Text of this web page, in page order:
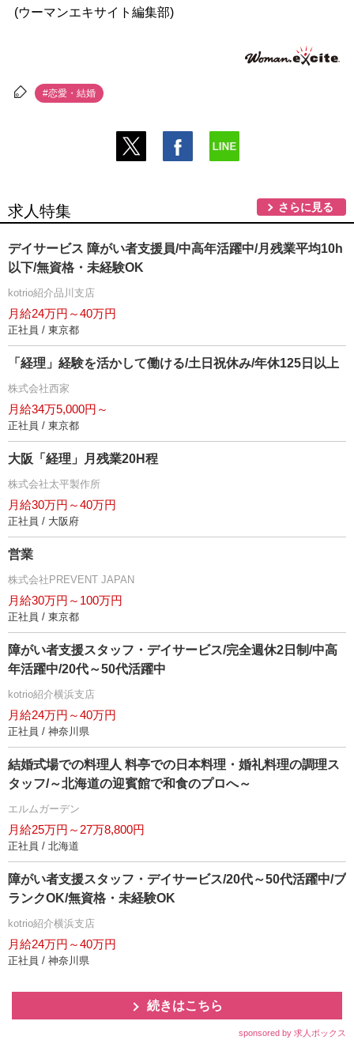
(ウーマンエキサイト編集部)
#恋愛・結婚
求人特集 さらに見る
デイサービス 障がい者支援員/中高年活躍中/月残業平均10h
以下/無資格・未経験OK
kotrio紹介品川支店
月給24万円～40万円
正社員 / 東京都
「経理」経験を活かして働ける/土日祝休み/年休125日以上
株式会社西家
月給34万5,000円～
正社員 / 東京都
大阪「経理」月残業20H程
株式会社太平製作所
月給30万円～40万円
正社員 / 大阪府
営業
株式会社PREVENT JAPAN
月給30万円～100万円
正社員 / 東京都
障がい者支援スタッフ・デイサービス/完全週休2日制/中高
年活躍中/20代～50代活躍中
kotrio紹介横浜支店
月給24万円～40万円
正社員 / 神奈川県
結婚式場での料理人 料亭での日本料理・婚礼料理の調理ス
タッフ/～北海道の迎賓館で和食のプロへ～
エルムガーデン
月給25万円～27万8,800円
正社員 / 北海道
障がい者支援スタッフ・デイサービス/20代～50代活躍中/ブ
ランクOK/無資格・未経験OK
kotrio紹介横浜支店
月給24万円～40万円
正社員 / 神奈川県
続きはこちら
sponsored by 求人ボックス